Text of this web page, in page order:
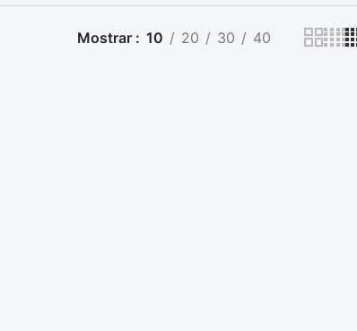
Mostrar 10 20 30 40